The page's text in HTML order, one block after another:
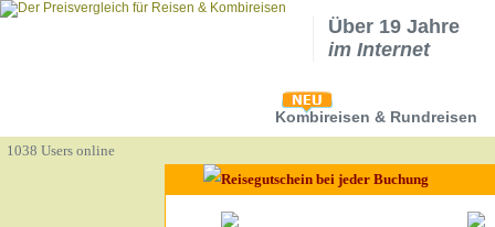
Über 19 Jahre
im Internet
Kombireisen & Rundreisen
1038 Users online